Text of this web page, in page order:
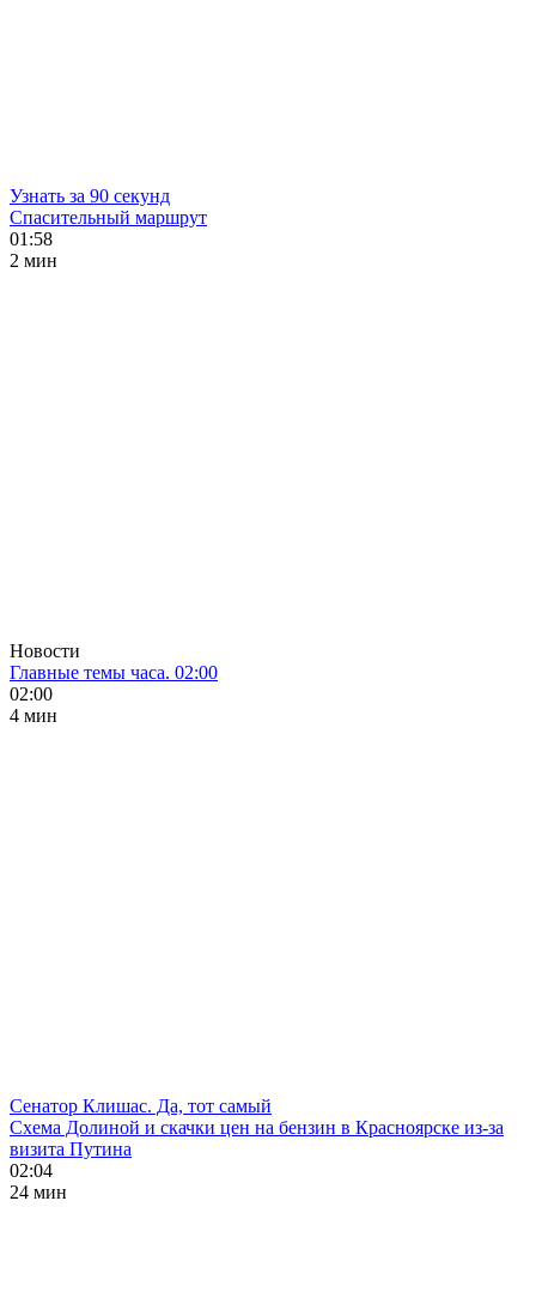
Узнать за 90 секунд
Спасительный маршрут
01:58
2 мин
Новости
Главные темы часа. 02:00
02:00
4 мин
Сенатор Клишас. Да, тот самый
Схема Долиной и скачки цен на бензин в Красноярске из-за
визита Путина
02:04
24 мин